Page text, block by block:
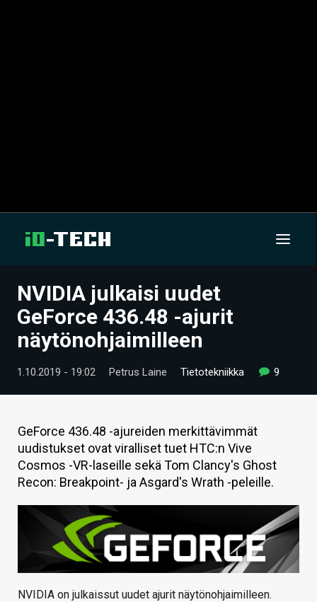
UUTISET
ARTIKKELIT
VIDEOT
TECHBBS
TIETOA
HINTA.FI
KAUPPA
NVIDIA julkaisi uudet
GeForce 436.48 -ajurit
näytönohjaimilleen
1.10.2019 - 19:02 Petrus Laine Tietotekniikka 9
GeForce 436.48 -ajureiden merkittävimmät
uudistukset ovat viralliset tuet HTC:n Vive
Cosmos -VR-laseille sekä Tom Clancy's Ghost
Recon: Breakpoint- ja Asgard's Wrath -peleille.
NVIDIA on julkaissut uudet ajurit näytönohjaimilleen.